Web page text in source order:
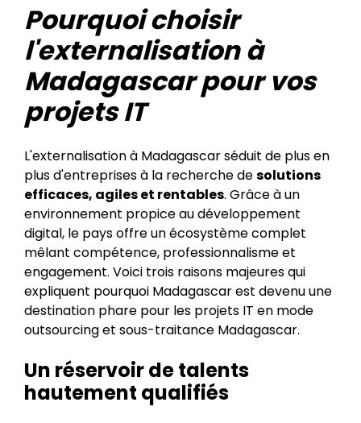
Pourquoi choisir
l'externalisation à
Madagascar pour vos
projets IT
L'externalisation à Madagascar séduit de plus en
plus d'entreprises à la recherche desolutions
efficaces, agiles et rentables. Grâce à un
environnement propice au développement
digital, le pays offre un écosystème complet
mêlant compétence, professionnalisme et
engagement. Voici trois raisons majeures qui
expliquent pourquoi Madagascar est devenu une
destination phare pour les projets IT en mode
outsourcing et sous-traitance Madagascar.
Un réservoir de talents
hautement qualifiés